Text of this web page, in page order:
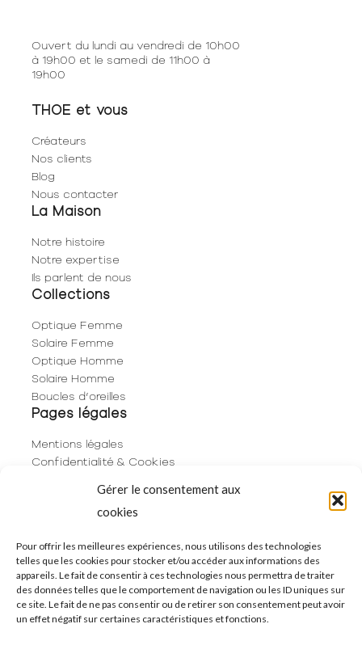
Gérer le consentement aux
cookies
Pour offrir les meilleures expériences, nous utilisons des technologies
telles que les cookies pour stocker et/ou accéder aux informations des
appareils. Le fait de consentir à ces technologies nous permettra de traiter
des données telles que le comportement de navigation ou les ID uniques sur
ce site. Le fait de ne pas consentir ou de retirer son consentement peut avoir
un effet négatif sur certaines caractéristiques et fonctions.
Ouvert du lundi au vendredi de 10h00
à 19h00 et le samedi de 11h00 à
19h00
THOE et vous
Créateurs
Nos clients
Blog
Nous contacter
La Maison
Notre histoire
Notre expertise
Ils parlent de nous
Collections
Optique Femme
Solaire Femme
Optique Homme
Solaire Homme
Boucles d’oreilles
Pages légales
Mentions légales
Confidentialité & Cookies
Politique de cookies (UE)
06 29 53 66 63
01 83 96 73 68
250 Rue de Rivoli
75001 Paris